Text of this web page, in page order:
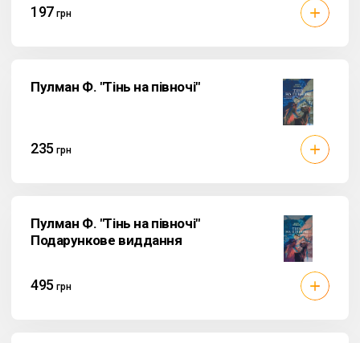
197 грн
Пулман Ф. "Тінь на півночі"
235 грн
Пулман Ф. "Тінь на півночі"
Подарункове виддання
495 грн